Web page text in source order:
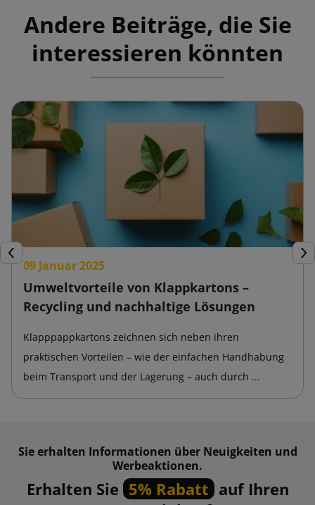
Andere Beiträge, die Sie
interessieren könnten
Zurück09 Januar 2025
Umweltvorteile von Klappkartons –
Recycling und nachhaltige Lösungen
Klapppappkartons zeichnen sich neben ihren
praktischen Vorteilen – wie der einfachen Handhabung
beim Transport und der Lagerung – auch durch ...
Sie erhalten Informationen über Neuigkeiten und
Werbeaktionen.
Erhalten Sie 5% Rabatt auf Ihren